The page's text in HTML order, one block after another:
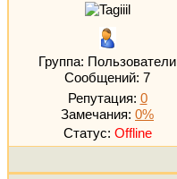
Группа: Пользователи
Сообщений: 7
Репутация: 0
Замечания: 0%
Статус: Offline